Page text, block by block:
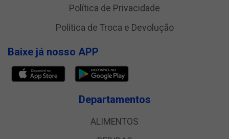
Política de Privacidade
Política de Troca e Devolução
Baixe já nosso APP
Departamentos
ALIMENTOS